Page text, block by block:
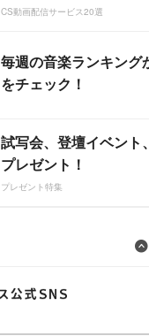
CS動画配信サービス20選
毎週の音楽ランキング
をチェック！
試写会、登壇イベント
プレゼント！
プレゼント特集